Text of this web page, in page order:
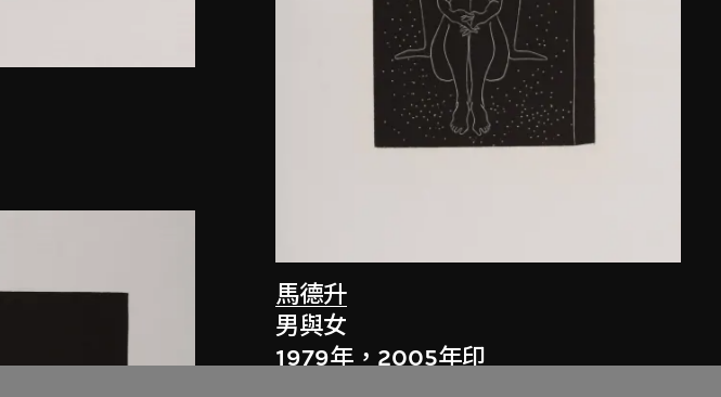
馬德升
男與女
1979年，2005年印